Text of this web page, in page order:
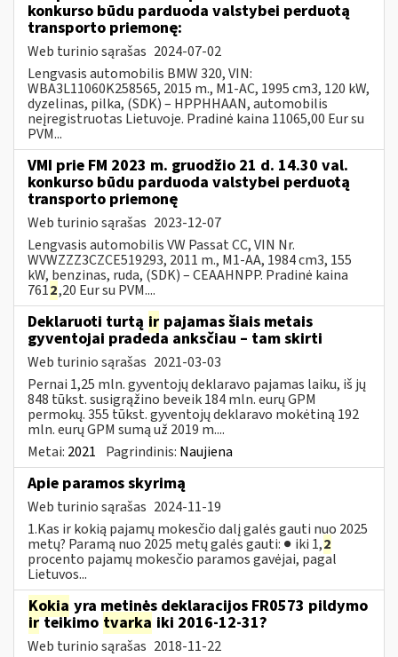
konkurso būdu parduoda valstybei perduotą
transporto priemonę:
Web turinio sąrašas 2024-07-02
Lengvasis automobilis BMW 320, VIN:
WBA3L11060K258565, 2015 m., M1-AC, 1995 cm3, 120 kW,
dyzelinas, pilka, (SDK) – HPPHHAAN, automobilis
neįregistruotas Lietuvoje. Pradinė kaina 11065,00 Eur su
PVM...
VMI prie FM 2023 m. gruodžio 21 d. 14.30 val.
konkurso būdu parduoda valstybei perduotą
transporto priemonę
Web turinio sąrašas 2023-12-07
Lengvasis automobilis VW Passat CC, VIN Nr.
WVWZZZ3CZCE519293, 2011 m., M1-AA, 1984 cm3, 155
kW, benzinas, ruda, (SDK) – CEAAHNPP. Pradinė kaina
7612,20 Eur su PVM....
Deklaruoti turtą ir pajamas šiais metais
gyventojai pradeda anksčiau – tam skirti
Web turinio sąrašas 2021-03-03
Pernai 1,25 mln. gyventojų deklaravo pajamas laiku, iš jų
848 tūkst. susigrąžino beveik 184 mln. eurų GPM
permokų. 355 tūkst. gyventojų deklaravo mokėtiną 192
mln. eurų GPM sumą už 2019 m....
Metai: 2021 Pagrindinis: Naujiena
Apie paramos skyrimą
Web turinio sąrašas 2024-11-19
1.Kas ir kokią pajamų mokesčio dalį galės gauti nuo 2025
metų? Paramą nuo 2025 metų galės gauti: ● iki 1,2
procento pajamų mokesčio paramos gavėjai, pagal
Lietuvos...
Kokia yra metinės deklaracijos FR0573 pildymo
irteikimo tvarka iki 2016-12-31?
Web turinio sąrašas 2018-11-22